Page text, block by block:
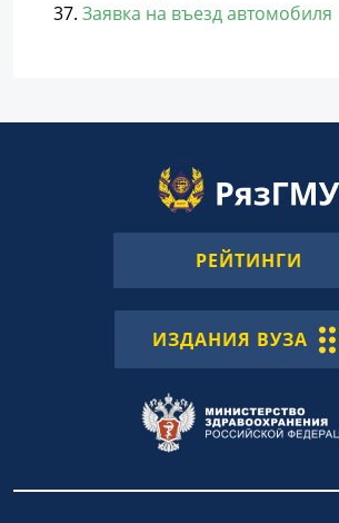
Заявка на въезд автомобиля
РЕЙТИНГИ
ИЗДАНИЯ ВУЗА